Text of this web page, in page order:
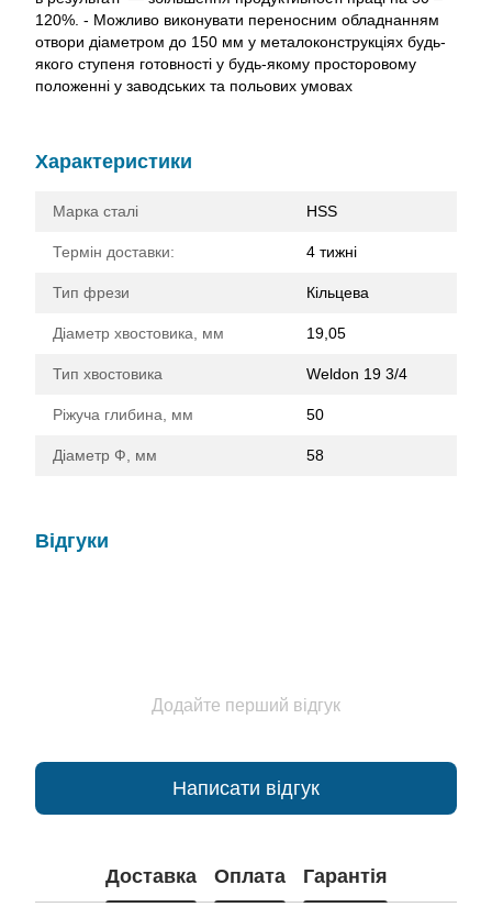
120%. - Можливо виконувати переносним обладнанням
отвори діаметром до 150 мм у металоконструкціях будь-
якого ступеня готовності у будь-якому просторовому
положенні у заводських та польових умовах
Характеристики
Марка сталі HSS
Термін доставки: 4 тижні
Тип фрези Кільцева
Діаметр хвостовика, мм 19,05
Тип хвостовика Weldon 19 3/4
Ріжуча глибина, мм 50
Діаметр Ф, мм 58
Відгуки
Додайте перший відгук
Написати відгук
Доставка Оплата Гарантія